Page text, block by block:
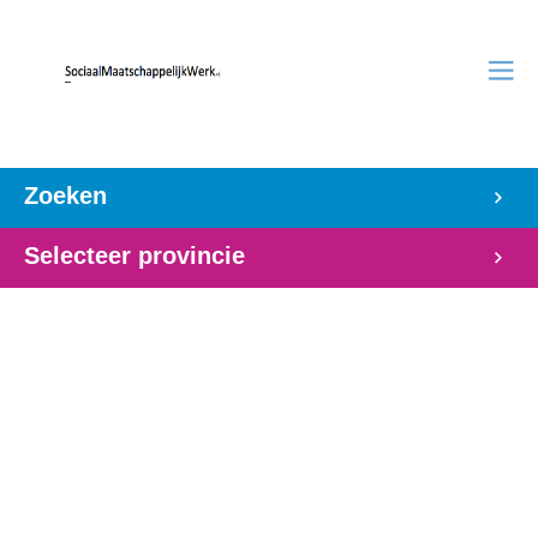
Zoeken
Selecteer provincie